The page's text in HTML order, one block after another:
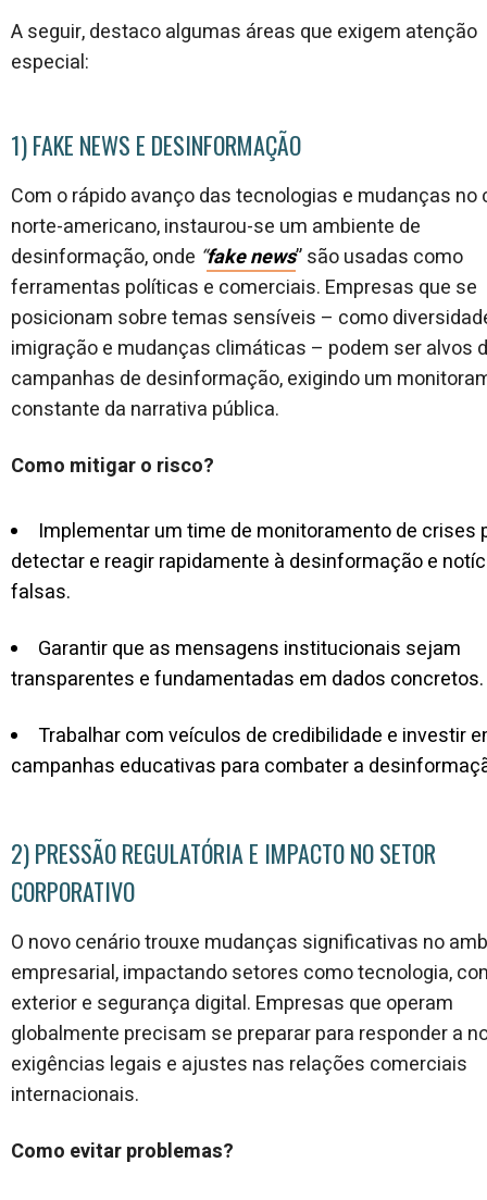
A seguir, destaco algumas áreas que exigem atenção
especial:
1) FAKE NEWS E DESINFORMAÇÃO
Com o rápido avanço das tecnologias e mudanças no
norte-americano, instaurou-se um ambiente de
desinformação, onde “fake news” são usadas como
ferramentas políticas e comerciais. Empresas que se
posicionam sobre temas sensíveis – como
imigração e mudanças climáticas – podem ser alvos
campanhas de desinformação, exigindo um
constante da narrativa pública.
Como mitigar o risco?
Implementar um time de monitoramento de crises
detectar e reagir rapidamente à desinformação e
falsas.
Garantir que as mensagens institucionais sejam
transparentes e fundamentadas em dados concretos.
Trabalhar com veículos de credibilidade e investir
campanhas educativas para combater a
2) PRESSÃO REGULATÓRIA E IMPACTO NO SETOR
CORPORATIVO
O novo cenário trouxe mudanças significativas no
empresarial, impactando setores como tecnologia,
exterior e segurança digital. Empresas que operam
globalmente precisam se preparar para responder a
exigências legais e ajustes nas relações comerciais
internacionais.
Como evitar problemas?